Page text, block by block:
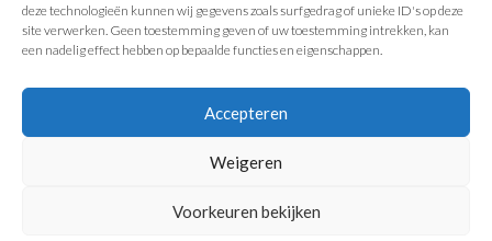
deze technologieën kunnen wij gegevens zoals surfgedrag of unieke ID's op deze
site verwerken. Geen toestemming geven of uw toestemming intrekken, kan
een nadelig effect hebben op bepaalde functies en eigenschappen.
Accepteren
Weigeren
Voorkeuren bekijken
Ontwerpbureau Op den Kamp · Dormansberg 26, 6371 XG Landgraaf
+31 6 1426 3172·sabine@opdenkamp.eu
62144642